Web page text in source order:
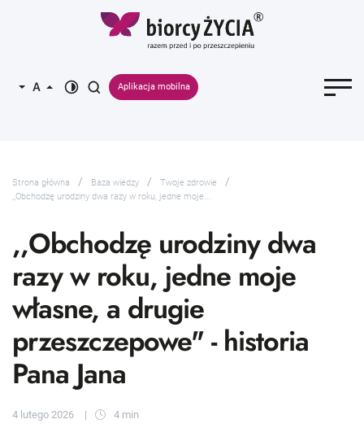
Aplikacja mobilna
Strona główna Baza wiedzy
Twoje zdrowie
,,Obchodzę urodziny dwa razy w roku, jedne moje...
,,Obchodzę urodziny dwa
razy w roku, jedne moje
własne, a drugie
przeszczepowe" - historia
Pana Jana
4 lutego 2026 4 min